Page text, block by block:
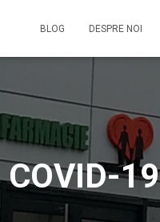
BLOG DESPRE NOI
COVID-19